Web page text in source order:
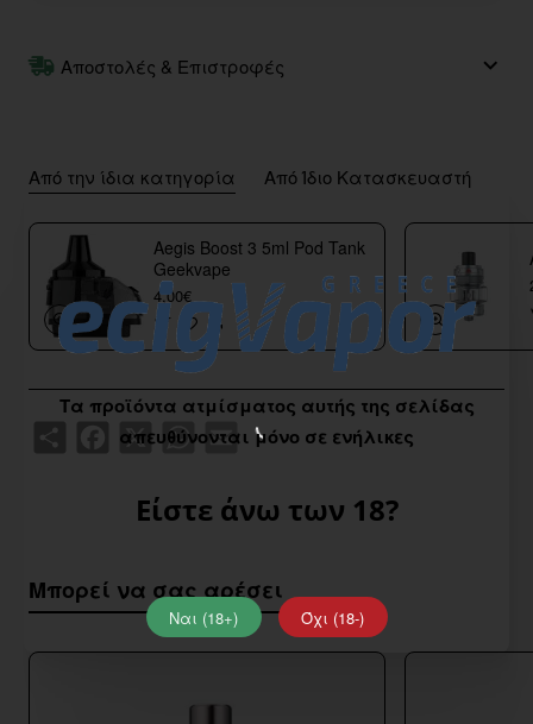
Τα προϊόντα ατμίσματος αυτής της σελίδας
απευθύνονται μόνο σε ενήλικες
Είστε άνω των 18?
Ναι (18+) Όχι (18-)
Αποστολές & Επιστροφές
Από την ίδια κατηγορία Από Ίδιο Κατασκευαστή
Aegis Boost 3 5ml Pod Tank
Geekvape
4,00€
Facebook
X WhatsAppEmail
Μπορεί να σας αρέσει